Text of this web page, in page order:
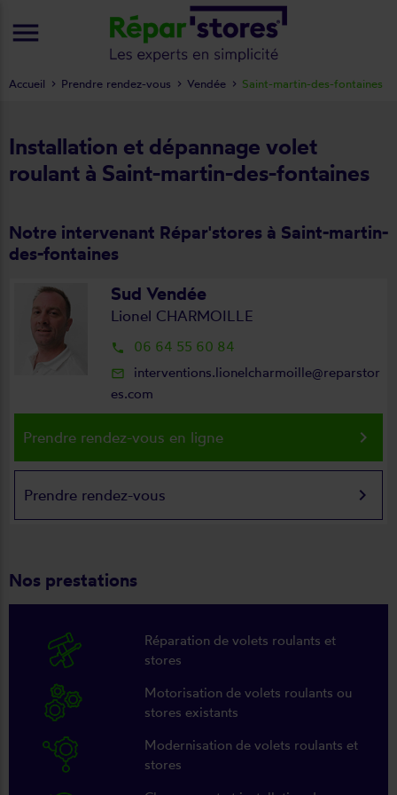
Installation et dépannage volet
roulant à Saint-martin-des-fontaines
Notre intervenant Répar'stores à Saint-martin-
des-fontaines
Sud Vendée
Lionel CHARMOILLE
local_phone 06 64 55 60 84
mail_outline
interventions.lionelcharmoille@reparstor
es.com
Prendre rendez-vous en ligne keyboard_arrow_right
Prendre rendez-vous keyboard_arrow_right
Nos prestations
Réparation de volets roulants et
stores
Motorisation de volets roulants ou
stores existants
Modernisation de volets roulants et
stores
Accueil Prendre rendez-vous Vendée Saint-martin-des-fontaines
menu